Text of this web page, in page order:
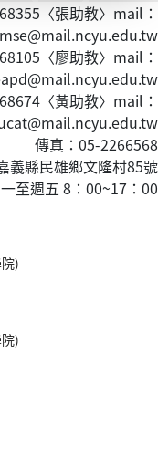
〈張助教〉mail：
〈廖助教〉mail：
〈黃助教〉mail：
傳真：05-2266568
義縣民雄鄉文隆村85號
至週五 8：00~17：00
)
)